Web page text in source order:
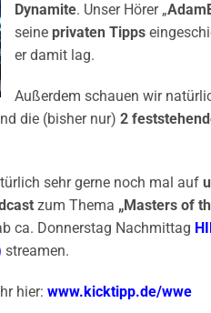
Dynamite. Unser Hörer „
seine privaten Tipps
er damit lag.
Außerdem schauen wir
die (bisher nur)2
sehr gerne noch mal auf
zum Thema „Masters of
ca. Donnerstag Nachmittag
streamen.
hier:www.kicktipp.de/wwe